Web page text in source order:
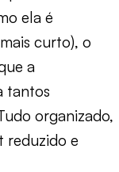
ela é
curto), o
a
tantos
organizado,
reduzido e